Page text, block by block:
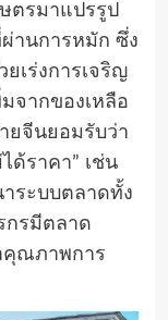
ตรมาแปรรูป
านการหมัก ซึ่ง
เร่งการเจริญ
จากของเหลือ
ยจีนยอมรับว่า
ด้ราคา” เช่น
ระบบตลาดทั้ง
กรมีตลาด
คุณภาพการ